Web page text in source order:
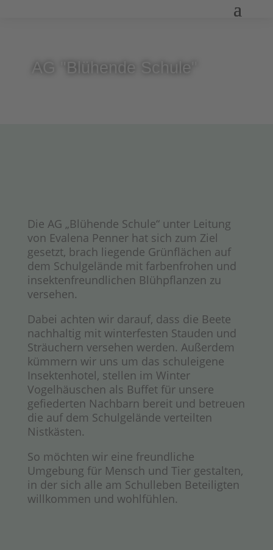
AG "Blühende Schule"
Die AG „Blühende Schule“ unter Leitung
von Evalena Penner hat sich zum Ziel
gesetzt, brach liegende Grünflächen auf
dem Schulgelände mit farbenfrohen und
insektenfreundlichen Blühpflanzen zu
versehen.
Dabei achten wir darauf, dass die Beete
nachhaltig mit winterfesten Stauden und
Sträuchern versehen werden. Außerdem
kümmern wir uns um das schuleigene
Insektenhotel, stellen im Winter
Vogelhäuschen als Buffet für unsere
gefiederten Nachbarn bereit und betreuen
die auf dem Schulgelände verteilten
Nistkästen.
So möchten wir eine freundliche
Umgebung für Mensch und Tier gestalten,
in der sich alle am Schulleben Beteiligten
willkommen und wohlfühlen.